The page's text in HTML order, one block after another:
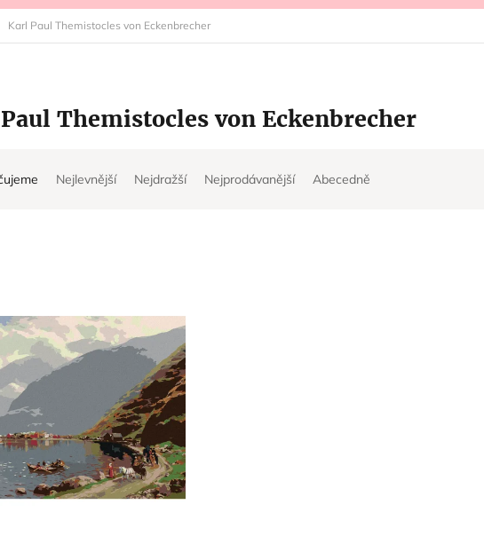
Karl Paul Themistocles von Eckenbrecher
Themistocles von Eckenbrecher
Nejlevnější Nejdražší Nejprodávanější Abecedně